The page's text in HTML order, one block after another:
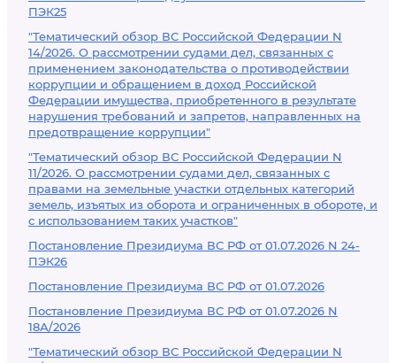
ПЭК25
"Тематический обзор ВС Российской Федерации N
14/2026. О рассмотрении судами дел, связанных с
применением законодательства о противодействии
коррупции и обращением в доход Российской
Федерации имущества, приобретенного в результате
нарушения требований и запретов, направленных на
предотвращение коррупции"
"Тематический обзор ВС Российской Федерации N
11/2026. О рассмотрении судами дел, связанных с
правами на земельные участки отдельных категорий
земель, изъятых из оборота и ограниченных в обороте, и
с использованием таких участков"
Постановление Президиума ВС РФ от 01.07.2026 N 24-
ПЭК26
Постановление Президиума ВС РФ от 01.07.2026
Постановление Президиума ВС РФ от 01.07.2026 N
18А/2026
"Тематический обзор ВС Российской Федерации N